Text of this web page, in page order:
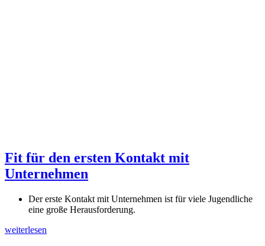
Fit für den ersten Kontakt mit
Unternehmen
Der erste Kontakt mit Unternehmen ist für viele Jugendliche
eine große Herausforderung.
weiterlesen